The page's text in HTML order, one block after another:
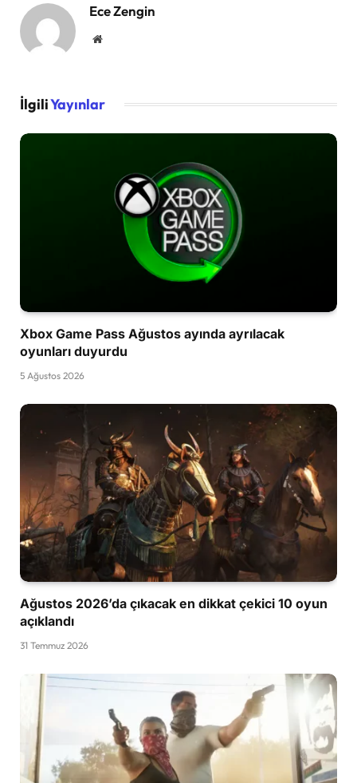
Ece Zengin
Website
İlgiliYayınlar
Xbox Game Pass Ağustos ayında ayrılacak
oyunları duyurdu
5 Ağustos 2026
Ağustos 2026’da çıkacak en dikkat çekici 10 oyun
açıklandı
31 Temmuz 2026